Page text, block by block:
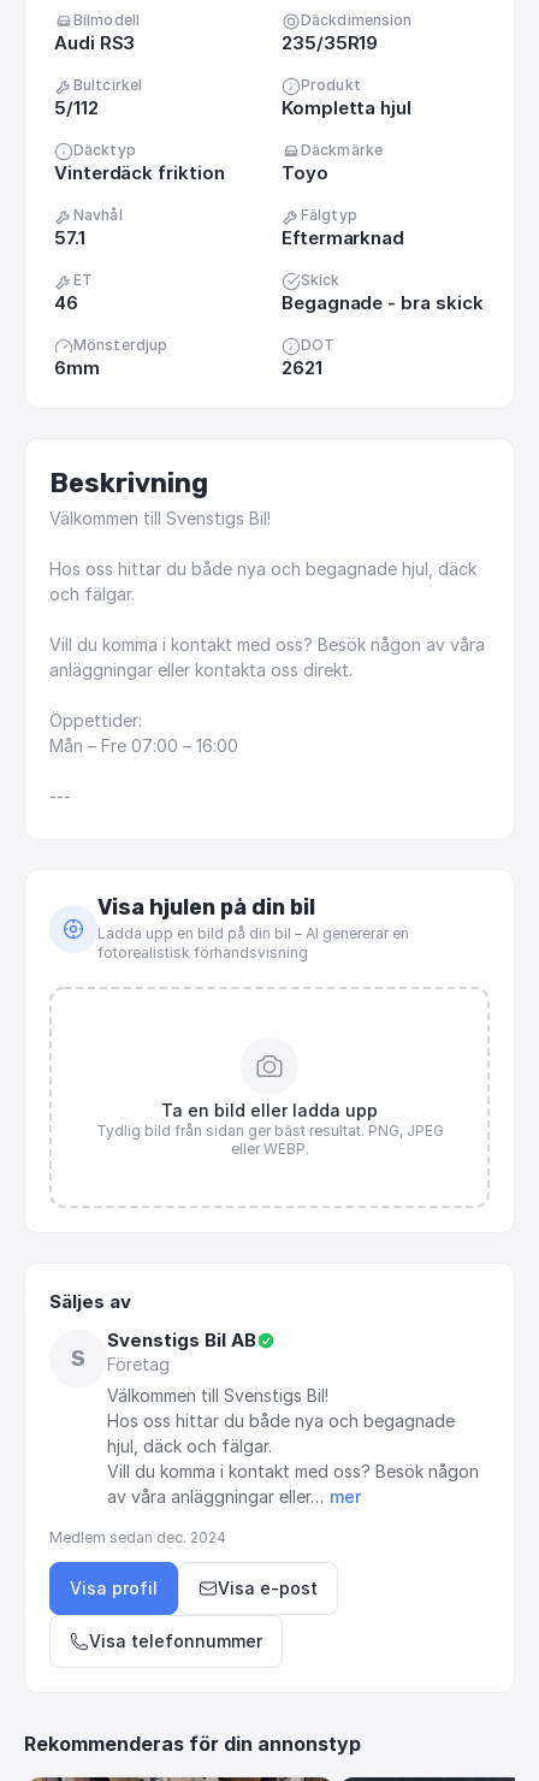
Bilmodell
Audi RS3
Däckdimension
235/35R19
Bultcirkel
5/112
Produkt
Kompletta hjul
Däcktyp
Vinterdäck friktion
Däckmärke
Toyo
Navhål
57.1
Fälgtyp
Eftermarknad
ET
46
Skick
Begagnade - bra skick
Mönsterdjup
6mm
DOT
2621
Beskrivning
Välkommen till Svenstigs Bil!
Hos oss hittar du både nya och begagnade hjul, däck
och fälgar.
Vill du komma i kontakt med oss? Besök någon av våra
anläggningar eller kontakta oss direkt.
Öppettider:
Mån – Fre 07:00 – 16:00
---
Visa hjulen på din bil
Ladda upp en bild på din bil – AI genererar en
fotorealistisk förhandsvisning
Ta en bild eller ladda upp
Tydlig bild från sidan ger bäst resultat. PNG, JPEG
eller WEBP.
Säljes av
S
Svenstigs Bil AB
Företag
Välkommen till Svenstigs Bil!
Hos oss hittar du både nya och begagnade
hjul, däck och fälgar.
Vill du komma i kontakt med oss? Besök någon
av våra anläggningar eller… mer
Medlem sedan dec. 2024
Visa profil Visa e-post
Visa telefonnummer
Rekommenderas för din annonstyp